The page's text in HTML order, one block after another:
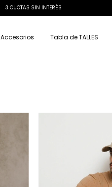
3 CUOTAS SIN INTERÉS
Accesorios Tabla de TALLES